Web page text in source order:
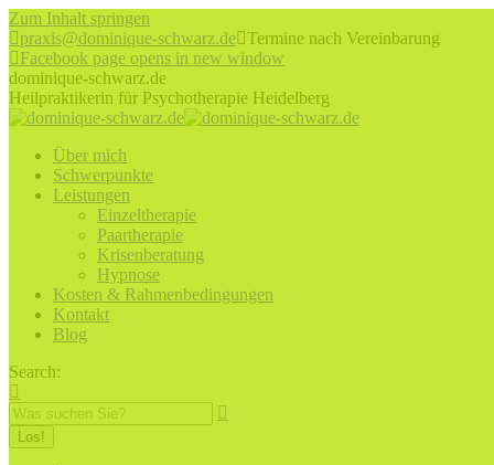
Zum Inhalt springen
praxis@dominique-schwarz.de Termine nach Vereinbarung
Facebook page opens in new window
dominique-schwarz.de
Heilpraktikerin für Psychotherapie Heidelberg
Über mich
Schwerpunkte
Leistungen
Einzeltherapie
Paartherapie
Krisenberatung
Hypnose
Kosten & Rahmenbedingungen
Kontakt
Blog
Search: